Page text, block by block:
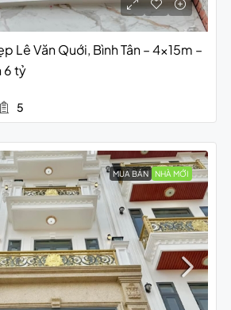
Lê Văn Quới, Bình Tân – 4x15m –
6 tỷ
5
MUA BÁN NHÀ MỚI